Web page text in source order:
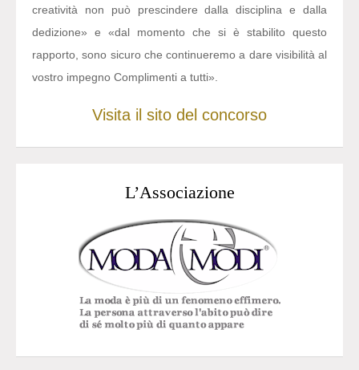
creatività non può prescindere dalla disciplina e dalla
dedizione» e «dal momento che si è stabilito questo
rapporto, sono sicuro che continueremo a dare visibilità al
vostro impegno Complimenti a tutti».
Visita il sito del concorso
L’Associazione